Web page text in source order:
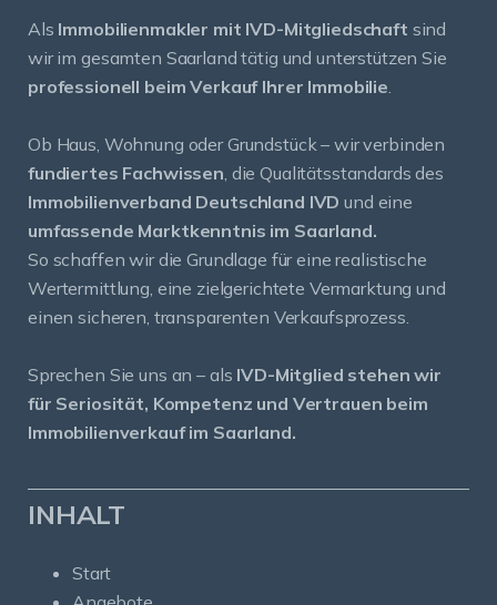
Als Immobilienmakler mit IVD-Mitgliedschaft sind
wir im gesamten Saarland tätig und unterstützen Sie
professionell beim Verkauf Ihrer Immobilie
Ob Haus, Wohnung oder Grundstück – wir verbinden
fundiertes Fachwissen , die Qualitätsstandards des
Immobilienverband Deutschland IVD und eine
umfassende Marktkenntnis im Saarland.
So schaffen wir die Grundlage für eine realistische
Wertermittlung, eine zielgerichtete Vermarktung und
einen sicheren, transparenten Verkaufsprozess.
Sprechen Sie uns an – als IVD-Mitglied stehen wir
für Seriosität, Kompetenz und Vertrauen beim
Immobilienverkauf im Saarland.
INHALT
Start